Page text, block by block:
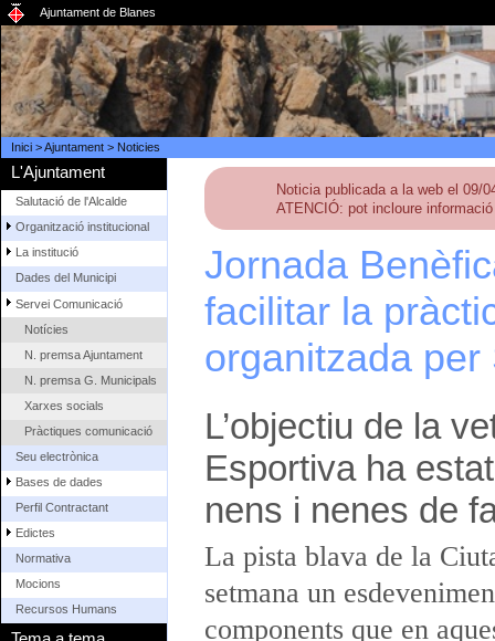
Ajuntament de Blanes
Inici>Ajuntament> Noticies
L'Ajuntament
Salutació de l'Alcalde
Organització institucional
La institució
Dades del Municipi
Servei Comunicació
Notícies
N. premsa Ajuntament
N. premsa G. Municipals
Xarxes socials
Pràctiques comunicació
Seu electrònica
Bases de dades
Perfil Contractant
Edictes
Normativa
Mocions
Recursos Humans
Noticia publicada a la web el 09/
ATENCIÓ: pot incloure
Jornada
facilitar la
organitzada per
L’objectiu de la
Esportiva ha
nens i nenes de
La pista blava de la
setmana un
components que en